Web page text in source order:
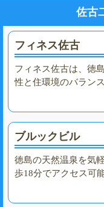
佐古
フィネス佐古
フィネス佐古は、徳
性と住環境のバラン
ブルックビル
徳島の天然温泉を気
歩18分でアクセス可